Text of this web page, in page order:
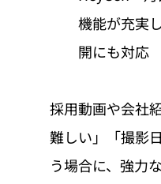
機能が充実
開にも対応
採用動画や会社
難しい」「撮影
う場合に、強力